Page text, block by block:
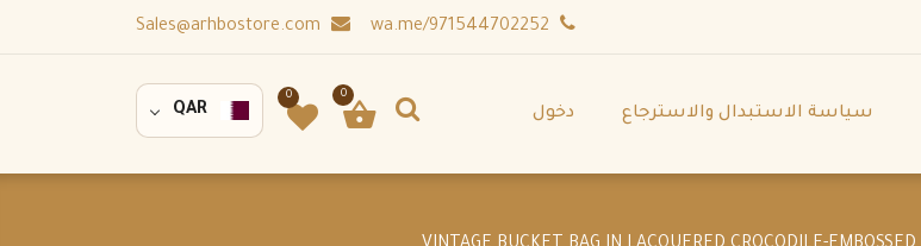
سياسة الاستبدال والاسترجاع دخول
0
0
QAR